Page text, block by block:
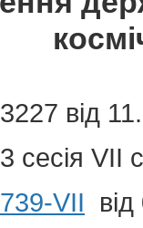
3227 від
3 сесія VII
739-VII